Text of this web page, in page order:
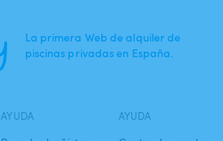
La primera Web de alquiler de
piscinas privadas en España.
AYUDA AYUDA